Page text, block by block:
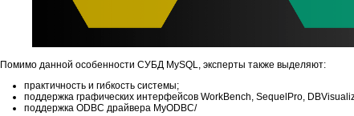
Помимо данной особенности СУБД MySQL, эксперты также выделяют:
практичность и гибкость системы;
поддержка графических интерфейсов WorkBench, SequelPro,
поддержка ODBC драйвера MyODBC/